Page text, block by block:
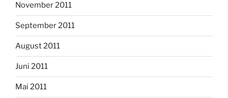
November 2011
September 2011
August 2011
Juni 2011
Mai 2011